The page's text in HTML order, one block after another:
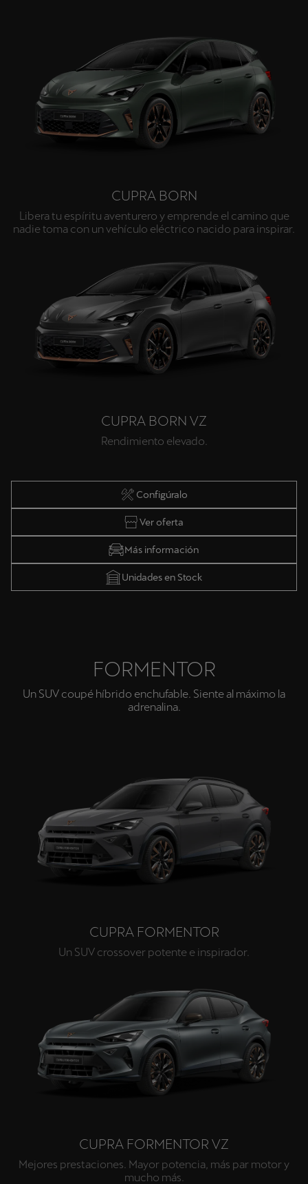
CUPRA BORN
Libera tu espíritu aventurero y emprende el camino que
nadie toma con un vehículo eléctrico nacido para inspirar.
CUPRA BORN VZ
Rendimiento elevado.
Configúralo
Ver oferta
Más información
Unidades en Stock
FORMENTOR
Un SUV coupé híbrido enchufable. Siente al máximo la
adrenalina.
CUPRA FORMENTOR
Un SUV crossover potente e inspirador.
CUPRA FORMENTOR VZ
Mejores prestaciones. Mayor potencia, más par motor y
mucho más.